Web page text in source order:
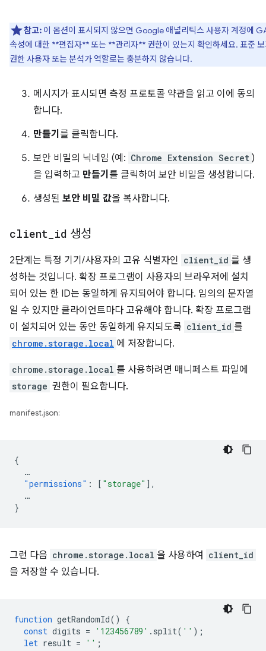
참고: 이 옵션이 표시되지 않으면 Google 애널리틱스 사용자 계정에
속성에 대한 **편집자** 또는 **관리자** 권한이 있는지 확인하세요. 표준
권한 사용자 또는 분석가 역할로는 충분하지 않습니다.
메시지가 표시되면 측정 프로토콜 약관을 읽고 이에 동의
합니다.
만들기 를 클릭합니다.
보안 비밀의 닉네임 (예: Chrome Extension Secret )
을 입력하고 만들기 를 클릭하여 보안 비밀을 생성합니다.
생성된 보안 비밀 값을 복사합니다.
client id 생성
2단계는 특정 기기/사용자의 고유 식별자인 client_id 를 생
성하는 것입니다. 확장 프로그램이 사용자의 브라우저에 설치
되어 있는 한 ID는 동일하게 유지되어야 합니다. 임의의 문자열
일 수 있지만 클라이언트마다 고유해야 합니다. 확장 프로그램
이 설치되어 있는 동안 동일하게 유지되도록 client_id 를
chrome.storage.local 에 저장합니다.
chrome.storage.local 를 사용하려면 매니페스트 파일에
storage 권한이 필요합니다.
manifest.json:
{
…
"permissions" : [ "storage" ],
…
}
그런 다음 chrome.storage.local 을 사용하여 client_id
을 저장할 수 있습니다.
function getRandomId()
{
const digits = '123456789' . split( '' );
let result = '' ;